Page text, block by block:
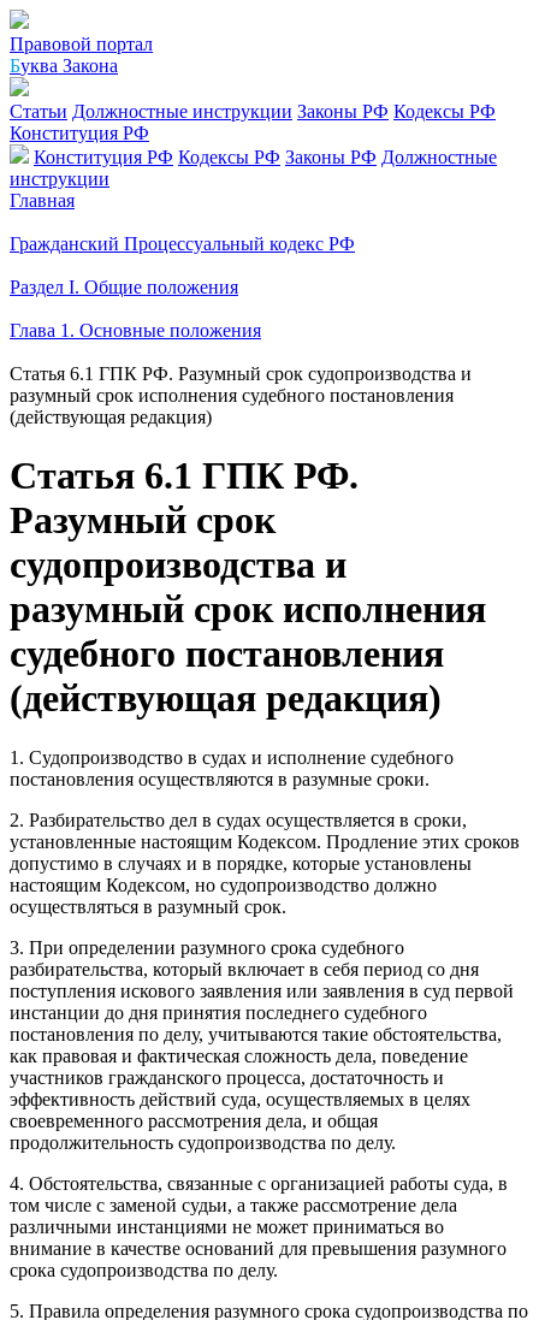
Правовой портал
Буква Закона
Статьи Должностные инструкции Законы РФ Кодексы РФ
Конституция РФ
Конституция РФ Кодексы РФ Законы РФ Должностные
инструкции
Главная
Гражданский Процессуальный кодекс РФ
Раздел I. Общие положения
Глава 1. Основные положения
Статья 6.1 ГПК РФ. Разумный срок судопроизводства и
разумный срок исполнения судебного постановления
(действующая редакция)
Статья 6.1 ГПК РФ.
Разумный срок
судопроизводства и
разумный срок исполнения
судебного постановления
(действующая редакция)
1. Судопроизводство в судах и исполнение судебного
постановления осуществляются в разумные сроки.
2. Разбирательство дел в судах осуществляется в сроки,
установленные настоящим Кодексом. Продление этих сроков
допустимо в случаях и в порядке, которые установлены
настоящим Кодексом, но судопроизводство должно
осуществляться в разумный срок.
3. При определении разумного срока судебного
разбирательства, который включает в себя период со дня
поступления искового заявления или заявления в суд первой
инстанции до дня принятия последнего судебного
постановления по делу, учитываются такие обстоятельства,
как правовая и фактическая сложность дела, поведение
участников гражданского процесса, достаточность и
эффективность действий суда, осуществляемых в целях
своевременного рассмотрения дела, и общая
продолжительность судопроизводства по делу.
4. Обстоятельства, связанные с организацией работы суда, в
том числе с заменой судьи, а также рассмотрение дела
различными инстанциями не может приниматься во
внимание в качестве оснований для превышения разумного
срока судопроизводства по делу.
5. Правила определения разумного срока судопроизводства по